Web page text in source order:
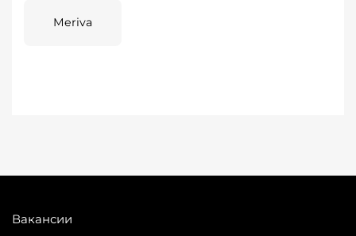
Meriva
Вакансии